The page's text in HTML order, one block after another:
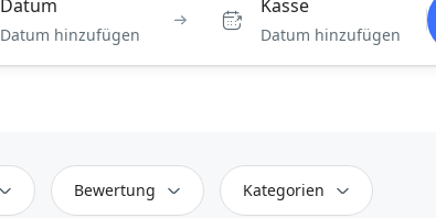
Datum
Datum hinzufügen
Kasse
Datum hinzufügen
Bewertung Kategorien